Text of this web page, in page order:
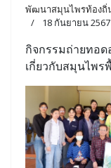
พัฒนาสมุนไพรท้องถิ่
18 กันยายน 2567
กิจกรรมถ่ายทอ
เกี่ยวกับสมุนไพร